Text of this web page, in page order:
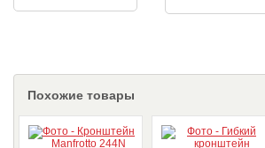
Похожие товары